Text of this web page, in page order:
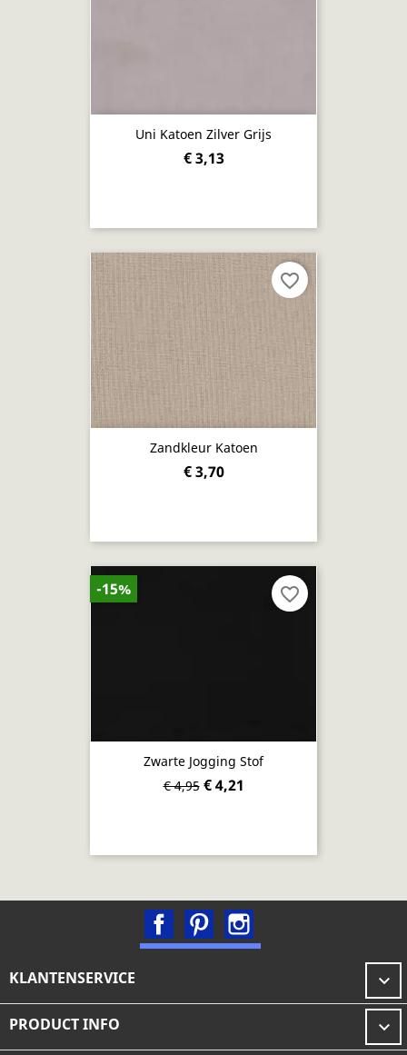
Uni Katoen Zilver Grijs
€ 3,13
Zandkleur Katoen
€ 3,70
favorite_border
Zwarte Jogging Stof
€ 4,95 € 4,21
-15% favorite_border
FacebookPinterest
KLANTENSERVICE 
PRODUCT INFO 